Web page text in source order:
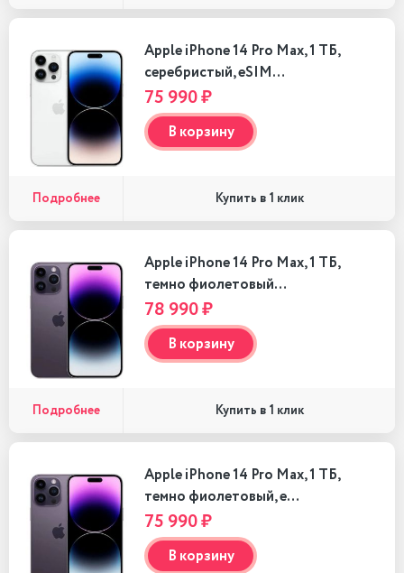
Apple iPhone 14 Pro Max, 1 ТБ,
серебристый, eSIM…
75 990 ₽
В корзину
Подробнее Купить в 1 клик
Apple iPhone 14 Pro Max, 1 ТБ,
темно фиолетовый…
78 990 ₽
В корзину
Подробнее Купить в 1 клик
Apple iPhone 14 Pro Max, 1 ТБ,
темно фиолетовый, e…
75 990 ₽
В корзину